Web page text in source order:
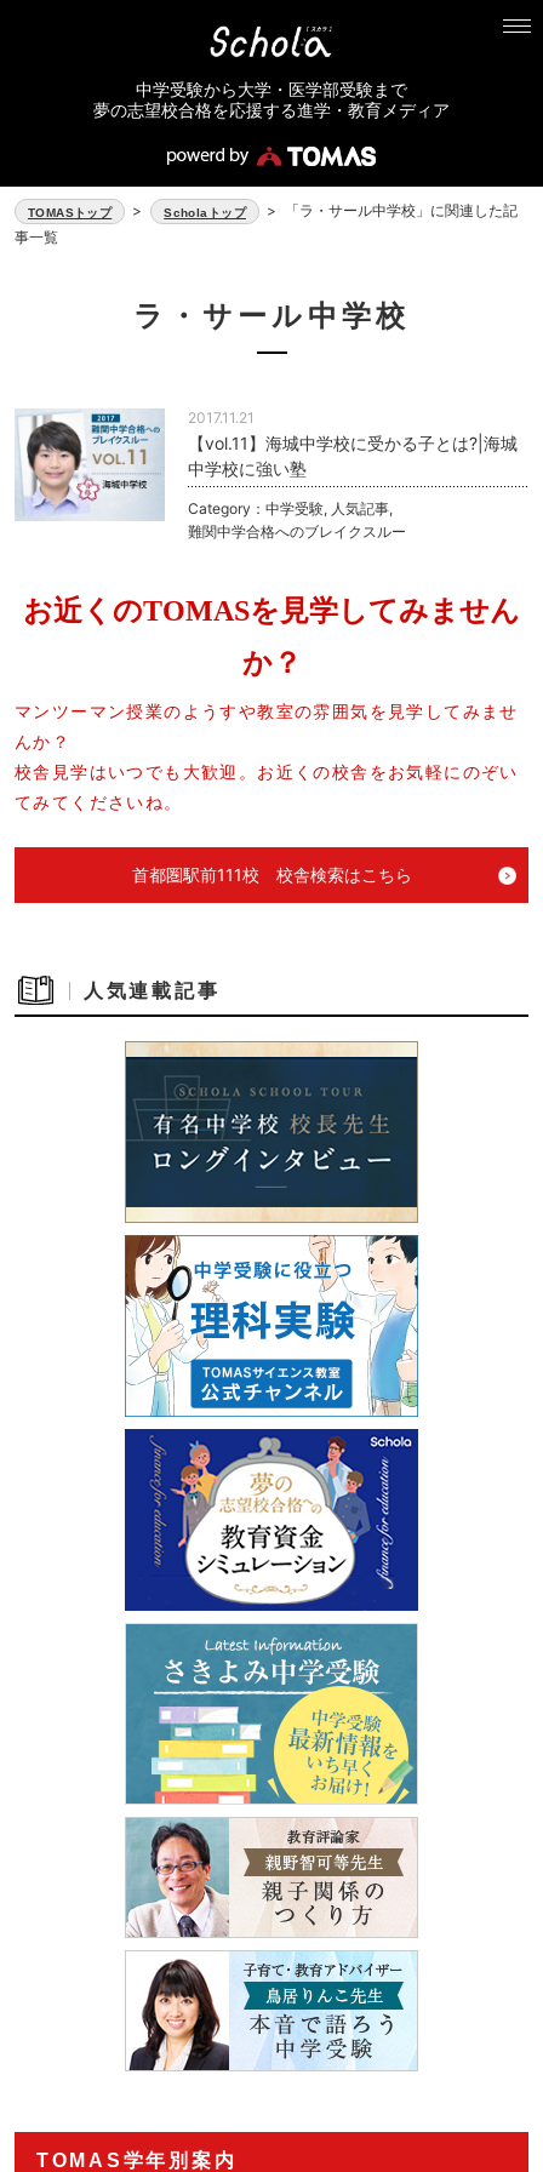
中学受験から大学・医学部受験まで
夢の志望校合格を応援する進学・教育メディア
TOMASトップ > Scholaトップ >
「ラ・サール中学校」に関連した記
事一覧
ラ・サール中学校
2017.11.21
【vol.11】海城中学校に受かる子とは?|海城
中学校に強い塾
Category： 中学受験, 人気記事,
難関中学合格へのブレイクスルー
お近くのTOMASを見学してみません
か？
マンツーマン授業のようすや教室の雰囲気を見学してみませ
んか？
校舎見学はいつでも大歓迎。お近くの校舎をお気軽にのぞい
てみてくださいね。
首都圏駅前111校 校舎検索はこちら
人気連載記事
TOMAS学年別案内